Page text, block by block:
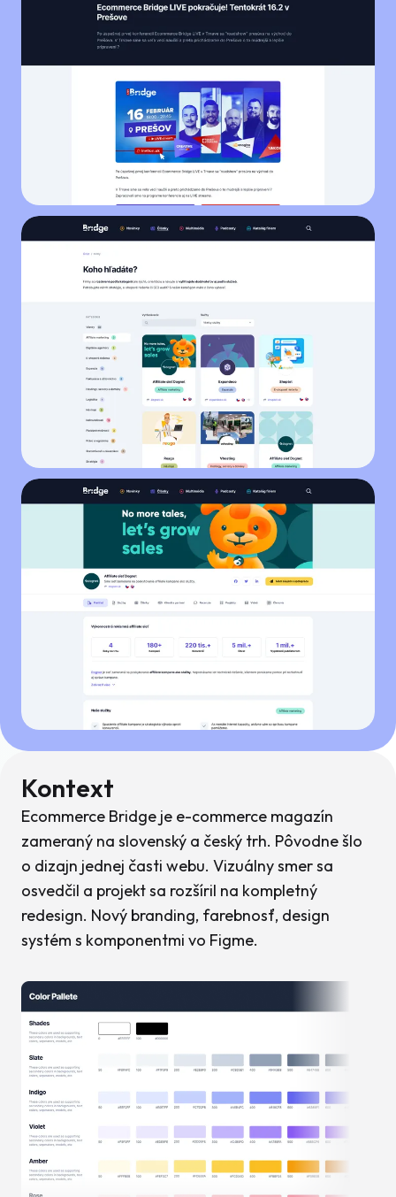
Kontext
Ecommerce Bridge je e-commerce magazín
zameraný na slovenský a český trh. Pôvodne šlo
o dizajn jednej časti webu. Vizuálny smer sa
osvedčil a projekt sa rozšíril na kompletný
redesign. Nový branding, farebnosť, design
systém s komponentmi vo Figme.